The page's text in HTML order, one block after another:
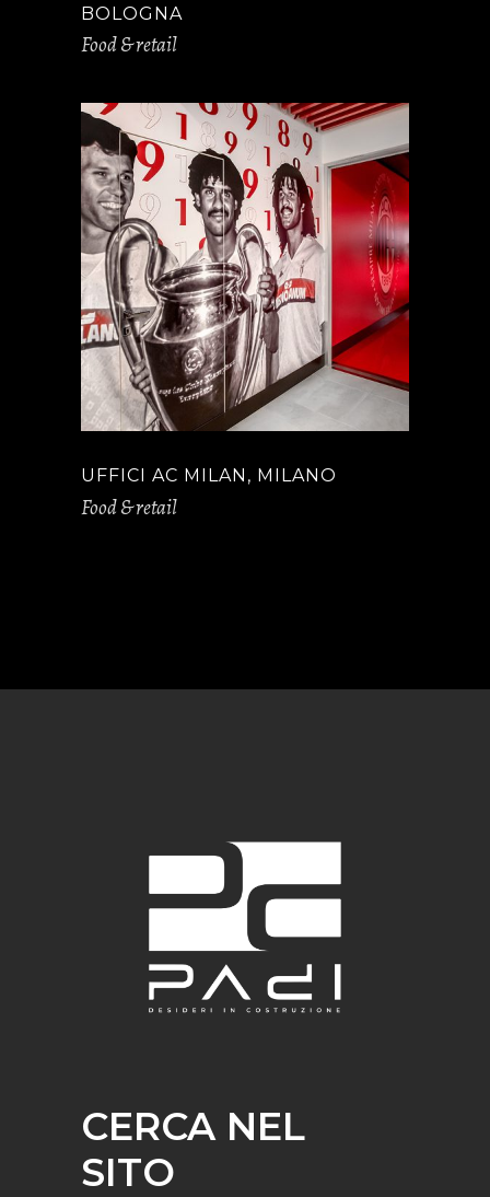
BOLOGNA
Food & retail
UFFICI AC MILAN, MILANO
Food & retail
CERCA NEL
SITO